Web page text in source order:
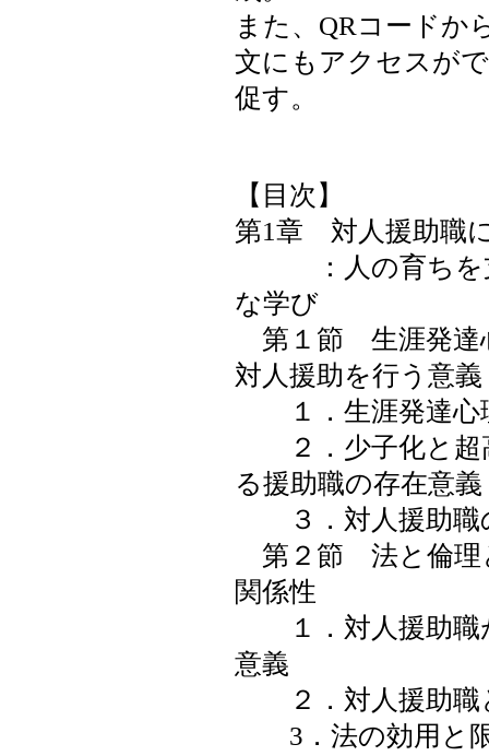
また、QRコードか
文にもアクセスが
促す。
【目次】
第1章 対人援助職
：人の育ちを支
な学び
第１節 生涯発達
対人援助を行う意義
１．生涯発達心
２．少子化と超
る援助職の存在意義
３．対人援助職
第２節 法と倫理
関係性
１．対人援助職
意義
２．対人援助職
3．法の効用と